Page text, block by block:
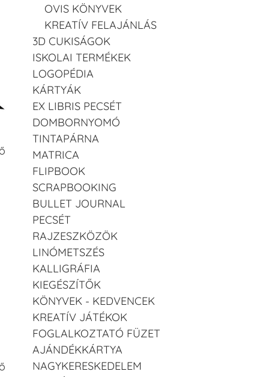
OVIS KÖNYVEK
KREATÍV FELAJÁNLÁS
3D CUKISÁGOK
ISKOLAI TERMÉKEK
LOGOPÉDIA
KÁRTYÁK
EX LIBRIS PECSÉT
DOMBORNYOMÓ
TINTAPÁRNA
MATRICA
FLIPBOOK
SCRAPBOOKING
BULLET JOURNAL
PECSÉT
RAJZESZKÖZÖK
LINÓMETSZÉS
KALLIGRÁFIA
KIEGÉSZÍTŐK
KÖNYVEK - KEDVENCEK
KREATÍV JÁTÉKOK
FOGLALKOZTATÓ FÜZET
AJÁNDÉKKÁRTYA
NAGYKERESKEDELEM